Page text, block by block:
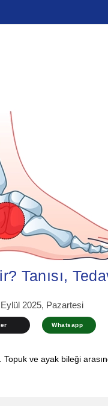
Tanısı,
2025, Pazartesi
Whatsapp
ve ayak bileği